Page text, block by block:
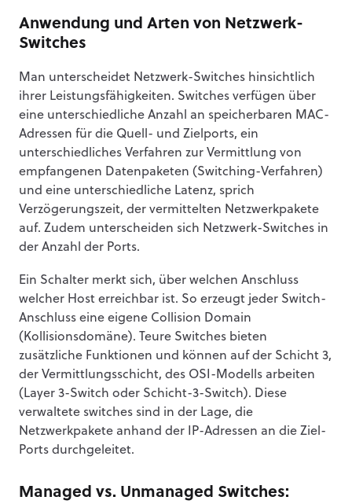
Anwendung und Arten von Netzwerk-
Switches
Man unterscheidet Netzwerk-Switches hinsichtlich
ihrer Leistungsfähigkeiten. Switches verfügen über
eine unterschiedliche Anzahl an speicherbaren MAC-
Adressen für die Quell- und Zielports, ein
unterschiedliches Verfahren zur Vermittlung von
empfangenen Datenpaketen (Switching-Verfahren)
und eine unterschiedliche Latenz, sprich
Verzögerungszeit, der vermittelten Netzwerkpakete
auf. Zudem unterscheiden sich Netzwerk-Switches in
der Anzahl der Ports.
Ein Schalter merkt sich, über welchen Anschluss
welcher Host erreichbar ist. So erzeugt jeder Switch-
Anschluss eine eigene Collision Domain
(Kollisionsdomäne). Teure Switches bieten
zusätzliche Funktionen und können auf der Schicht 3,
der Vermittlungsschicht, des OSI-Modells arbeiten
(Layer 3-Switch oder Schicht-3-Switch). Diese
verwaltete switches sind in der Lage, die
Netzwerkpakete anhand der IP-Adressen an die Ziel-
Ports durchgeleitet.
Managed vs. Unmanaged Switches: